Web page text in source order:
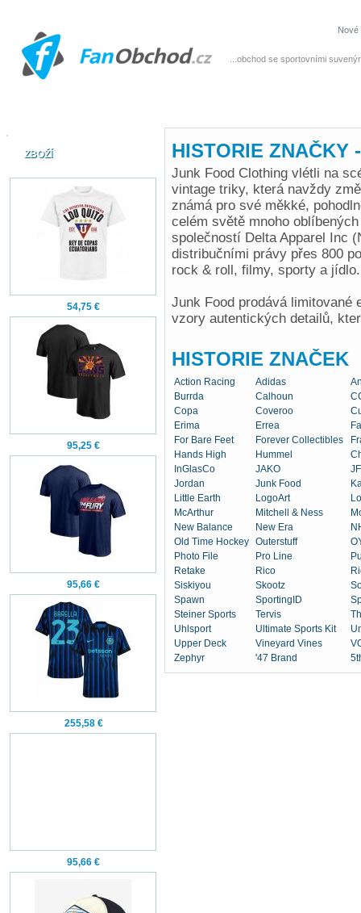
...obchod se sportovními
Nové
ZBOŽÍ
54,75 €
95,25 €
95,66 €
255,58 €
95,66 €
HISTORIE ZNAČKY
Junk Food Clothing vlétli na
vintage triky, která navždy
známá pro své měkké,
celém světě mnoho
společností Delta Apparel Inc
distribučními právy přes 800
rock & roll, filmy, sporty a jídlo.
Junk Food prodává
vzory autentických detailů,
HISTORIE ZNAČEK
Action Racing Adidas
Burrda
Calhoun
Copa
Coveroo
Erima
Errea
For Bare Feet
Forever Collectibles
Hands High
Hummel
InGlasCo
JAKO
Jordan
Junk Food
Little Earth
LogoArt
McArthur
Mitchell & Ness
New Balance
New Era
Old Time Hockey Outerstuff
Photo File
Pro Line
Retake
Rico
Siskiyou
Skootz
Spawn
SportingID
Steiner Sports
Tervis
Uhlsport
Ultimate Sports Kit
Upper Deck
Vineyard Vines
Zephyr
'47 Brand